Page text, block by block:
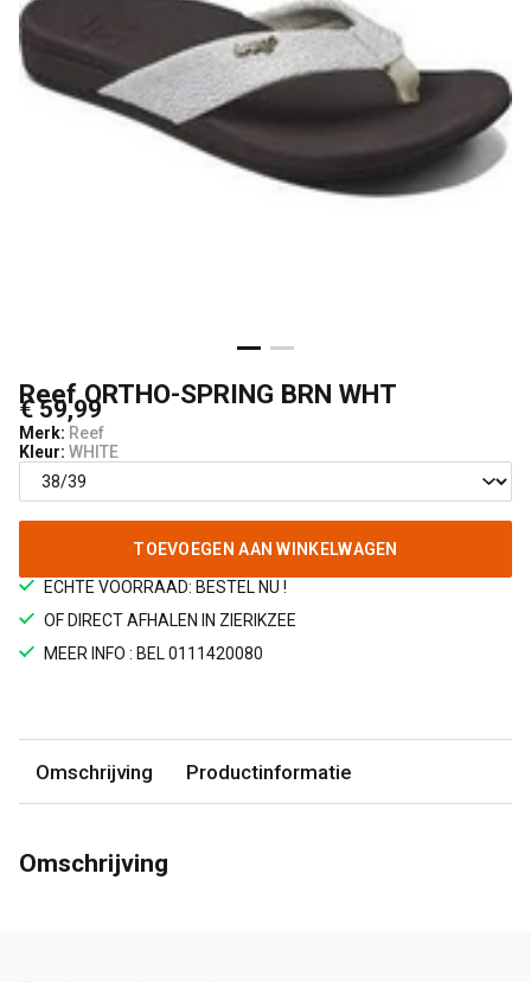
Reef ORTHO-SPRING BRN WHT
€ 59,99
Merk: Reef
Kleur: WHITE
TOEVOEGEN AAN WINKELWAGEN
ECHTE VOORRAAD: BESTEL NU !
OF DIRECT AFHALEN IN ZIERIKZEE
MEER INFO : BEL 0111420080
Omschrijving Productinformatie
Omschrijving